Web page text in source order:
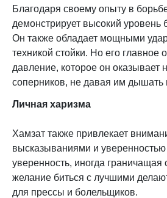
Благодаря своему опыту в
демонстрирует высокий уровень
Он также обладает мощными
техникой стойки. Но его главное
давление, которое он оказывает
соперников, не давая им дышать
Личная харизма
Хамзат также привлекает
высказываниями и уверенностью
уверенность, иногда
желание биться с лучшими
для прессы и болельщиков.